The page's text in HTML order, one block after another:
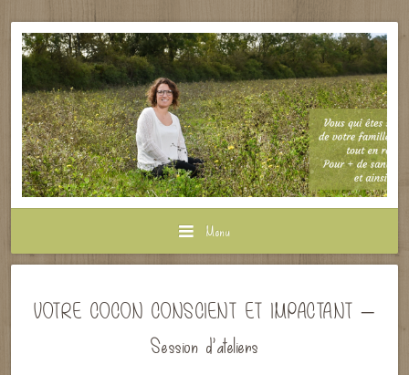
Menu
VOTRE COCON CONSCIENT ET IMPACTANT –
Session d’ateliers